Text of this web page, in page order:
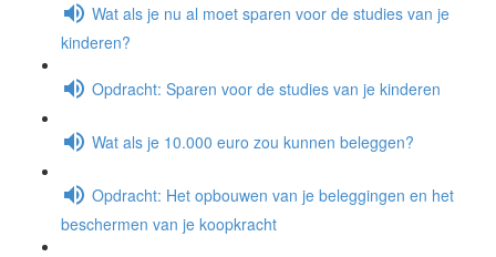
Wat als je nu al moet sparen voor de studies van je
kinderen?
Opdracht: Sparen voor de studies van je kinderen
Wat als je 10.000 euro zou kunnen beleggen?
Opdracht: Het opbouwen van je beleggingen en het
beschermen van je koopkracht